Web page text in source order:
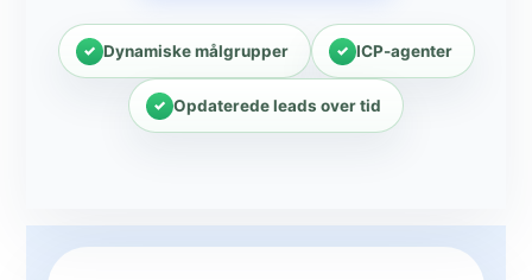
Dynamiske målgrupper ICP-agenter
Opdaterede leads over tid